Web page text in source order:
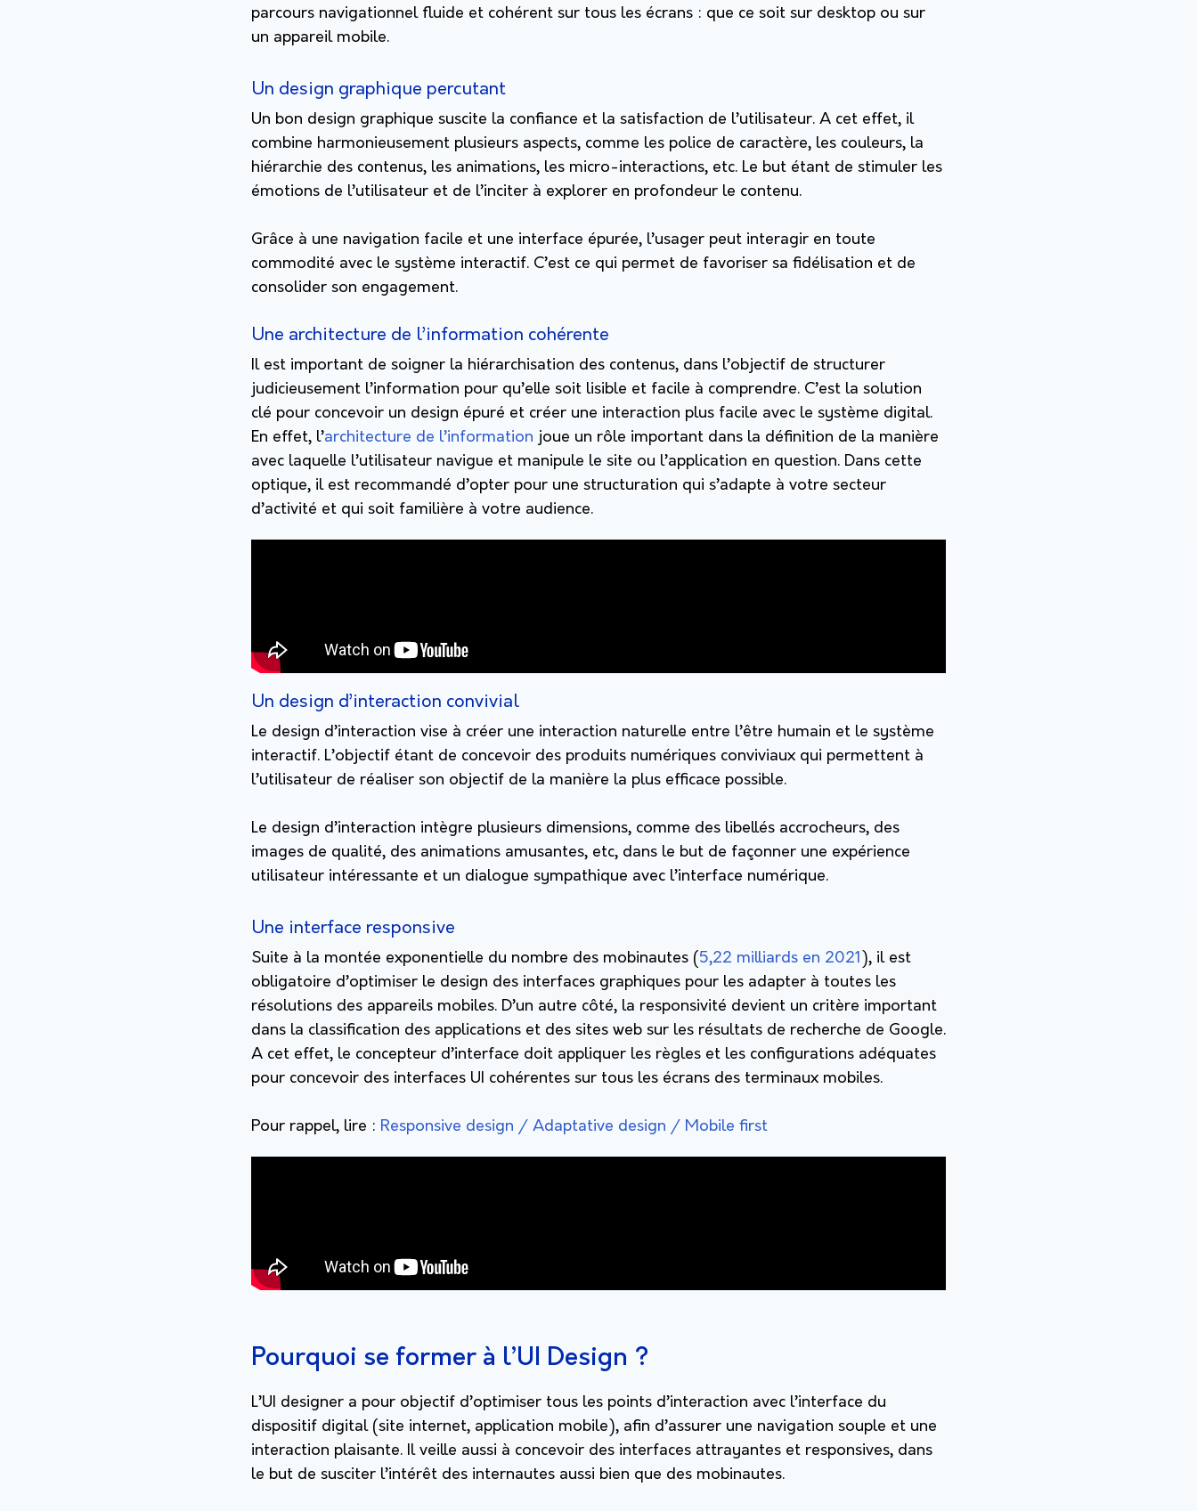
parcours navigationnel fluide et cohérent sur tous les écrans : que ce soit sur desktop ou sur
un appareil mobile.
Un design graphique percutant
Un bon design graphique suscite la confiance et la satisfaction de l’utilisateur. A cet effet, il
combine harmonieusement plusieurs aspects, comme les police de caractère, les couleurs, la
hiérarchie des contenus, les animations, les micro-interactions, etc. Le but étant de stimuler les
émotions de l’utilisateur et de l’inciter à explorer en profondeur le contenu.
Grâce à une navigation facile et une interface épurée, l’usager peut interagir en toute
commodité avec le système interactif. C’est ce qui permet de favoriser sa fidélisation et de
consolider son engagement.
Une architecture de l’information cohérente
Il est important de soigner la hiérarchisation des contenus, dans l’objectif de structurer
judicieusement l’information pour qu’elle soit lisible et facile à comprendre. C’est la solution
clé pour concevoir un design épuré et créer une interaction plus facile avec le système digital.
En effet, l’architecture de l’information joue un rôle important dans la définition de la manière
avec laquelle l’utilisateur navigue et manipule le site ou l’application en question. Dans cette
optique, il est recommandé d’opter pour une structuration qui s’adapte à votre secteur
d’activité et qui soit familière à votre audience.
Un design d’interaction convivial
Le design d’interaction vise à créer une interaction naturelle entre l’être humain et le système
interactif. L’objectif étant de concevoir des produits numériques conviviaux qui permettent à
l’utilisateur de réaliser son objectif de la manière la plus efficace possible.
Le design d’interaction intègre plusieurs dimensions, comme des libellés accrocheurs, des
images de qualité, des animations amusantes, etc, dans le but de façonner une expérience
utilisateur intéressante et un dialogue sympathique avec l’interface numérique.
Une interface responsive
Suite à la montée exponentielle du nombre des mobinautes (5,22 milliards en 2021), il est
obligatoire d’optimiser le design des interfaces graphiques pour les adapter à toutes les
résolutions des appareils mobiles. D’un autre côté, la responsivité devient un critère important
dans la classification des applications et des sites web sur les résultats de recherche de Google.
A cet effet, le concepteur d’interface doit appliquer les règles et les configurations adéquates
pour concevoir des interfaces UI cohérentes sur tous les écrans des terminaux mobiles.
Pour rappel, lire : Responsive design / Adaptative design / Mobile first
Pourquoi se former à l’UI Design ?
L’UI designer a pour objectif d’optimiser tous les points d’interaction avec l’interface du
dispositif digital (site internet, application mobile), afin d’assurer une navigation souple et une
interaction plaisante. Il veille aussi à concevoir des interfaces attrayantes et responsives, dans
le but de susciter l’intérêt des internautes aussi bien que des mobinautes.